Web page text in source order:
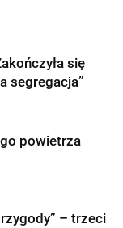
się
segregacja”
powietrza
– trzeci